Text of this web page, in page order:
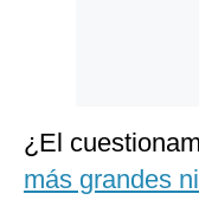
¿El
más grandes